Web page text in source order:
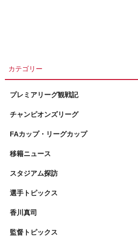
カテゴリー
プレミアリーグ観戦記
チャンピオンズリーグ
FAカップ・リーグカップ
移籍ニュース
スタジアム探訪
選手トピックス
香川真司
監督トピックス